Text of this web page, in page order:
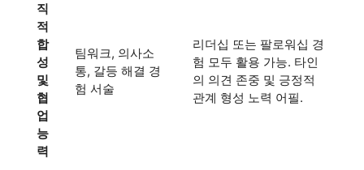
직
적
합
성
및
협
업
능
력
팀워크, 의사소
통, 갈등 해결 경
험 서술
리더십 또는 팔로워십 경
험 모두 활용 가능. 타인
의 의견 존중 및 긍정적
관계 형성 노력 어필.